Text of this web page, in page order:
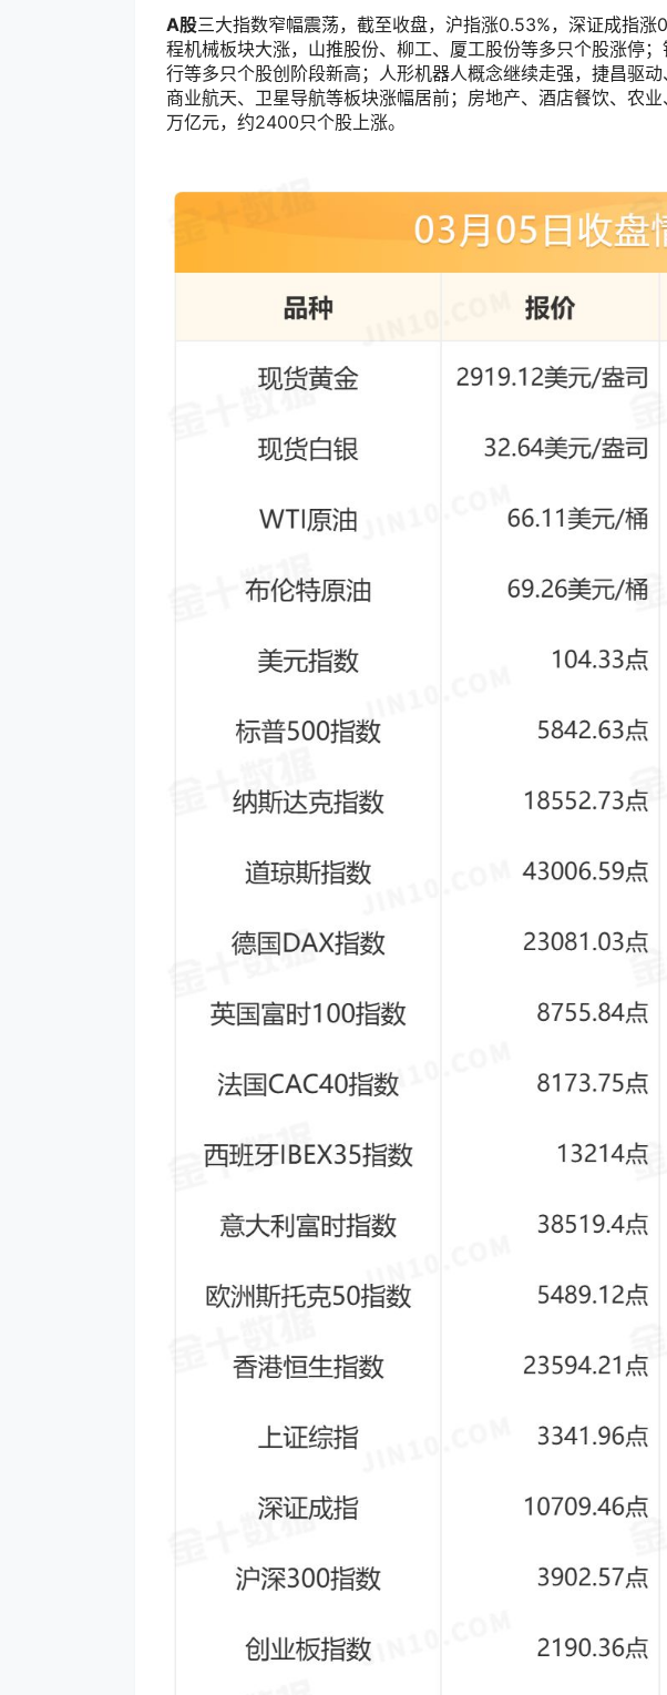
A股三大指数窄幅震荡，截至收盘，沪指涨0.53%，深证成指
程机械板块大涨，山推股份、柳工、厦工股份等多只个股涨停
行等多只个股创阶段新高；人形机器人概念继续走强，捷昌驱
商业航天、卫星导航等板块涨幅居前；房地产、酒店餐饮、农
万亿元，约2400只个股上涨。